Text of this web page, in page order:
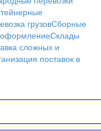
грузовСборные
Склады
сложных и
поставок в